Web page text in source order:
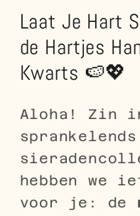
Laat Je Hart
de Hartjes
Kwarts 🍉💖
Aloha! Zin
hebben we
voor je: de